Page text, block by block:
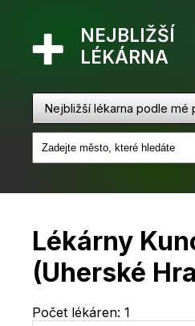
NEJBLIŽŠÍ
LÉKÁRNA
Nejbližší lékarna podle mé
Lékárny
(Uherské
Počet lékáren: 1